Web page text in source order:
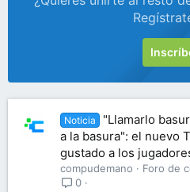
Noticia
"Llamarlo
a la basura": el nuevo
gustado a los
compudemano
Foro de
0